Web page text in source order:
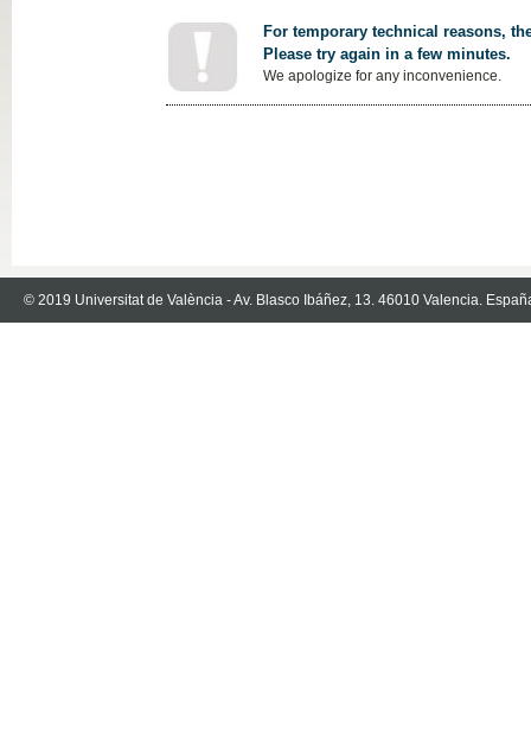
For temporary technical reasons,
Please try again in a few minutes.
We apologize for any inconvenience.
© 2019 Universitat de València - Av. Blasco Ibáñez, 13. 46010 Valencia.